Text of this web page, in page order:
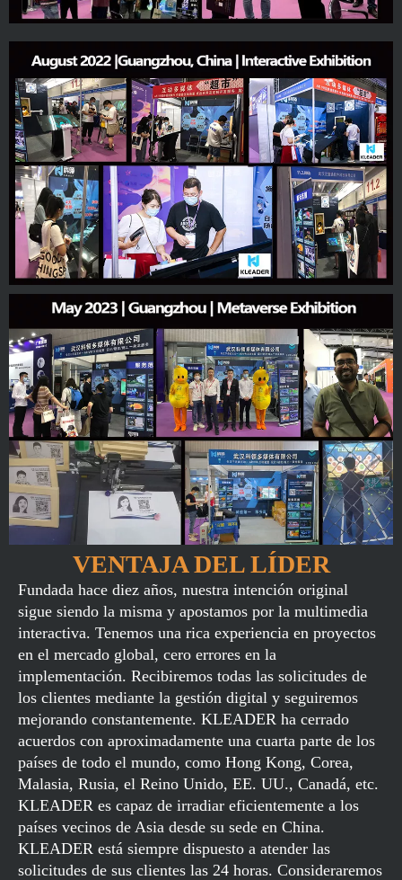
VENTAJA DEL LÍDER
Fundada hace diez años, nuestra intención original
sigue siendo la misma y apostamos por la multimedia
interactiva. Tenemos una rica experiencia en proyectos
en el mercado global, cero errores en la
implementación. Recibiremos todas las solicitudes de
los clientes mediante la gestión digital y seguiremos
mejorando constantemente. KLEADER ha cerrado
acuerdos con aproximadamente una cuarta parte de los
países de todo el mundo, como Hong Kong, Corea,
Malasia, Rusia, el Reino Unido, EE. UU., Canadá, etc.
KLEADER es capaz de irradiar eficientemente a los
países vecinos de Asia desde su sede en China.
KLEADER está siempre dispuesto a atender las
solicitudes de sus clientes las 24 horas. Consideraremos